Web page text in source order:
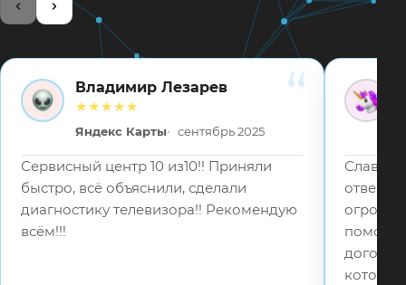
ВЛ
Владимир Лезарев
★★★★★
Яндекс Карты сентябрь 2025
Сервисный центр 10 из10!! Приняли
быстро, всё объяснили, сделали
диагностику телевизора!! Рекомендую
всём!!!
ВВ
Слава
помошь